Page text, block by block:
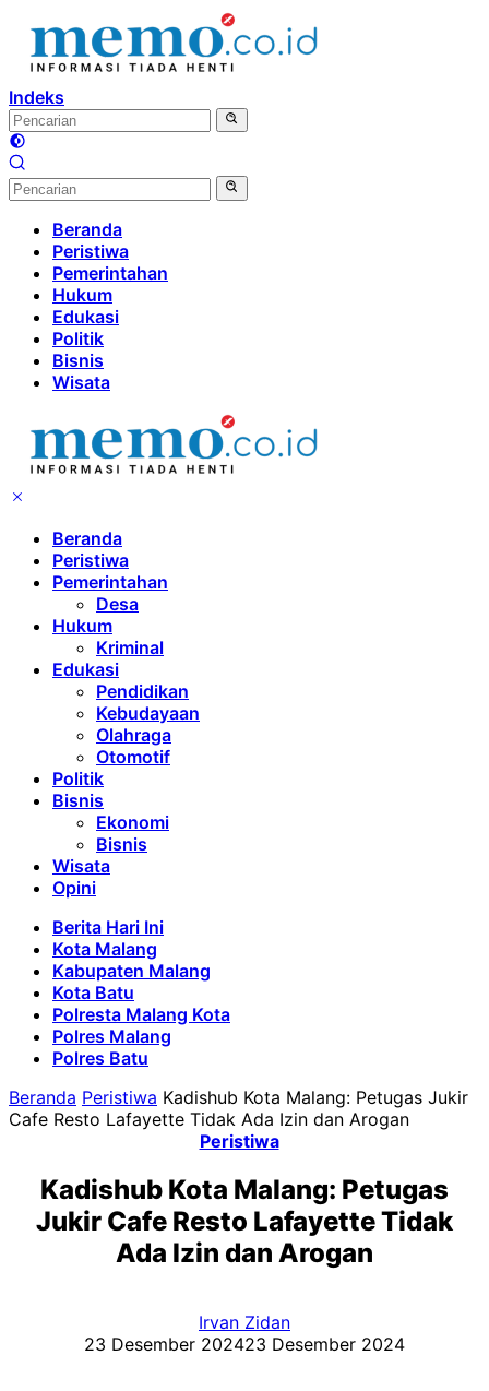
konten
Indeks
Beranda
Peristiwa
Pemerintahan
Hukum
Edukasi
Politik
Bisnis
Wisata
Beranda
Peristiwa
Pemerintahan
Desa
Hukum
Kriminal
Edukasi
Pendidikan
Kebudayaan
Olahraga
Otomotif
Politik
Bisnis
Ekonomi
Bisnis
Wisata
Opini
Berita Hari Ini
Kota Malang
Kabupaten Malang
Kota Batu
Polresta Malang Kota
Polres Malang
Polres Batu
Beranda Peristiwa Kadishub Kota Malang: Petugas Jukir
Cafe Resto Lafayette Tidak Ada Izin dan Arogan
Peristiwa
Kadishub Kota Malang: Petugas
Jukir Cafe Resto Lafayette Tidak
Ada Izin dan Arogan
Irvan Zidan
23 Desember 202423 Desember 2024